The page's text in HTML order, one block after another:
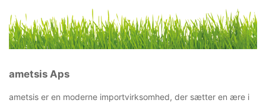
ametsis Aps
ametsis er en moderne importvirksomhed, der sætter en ære i